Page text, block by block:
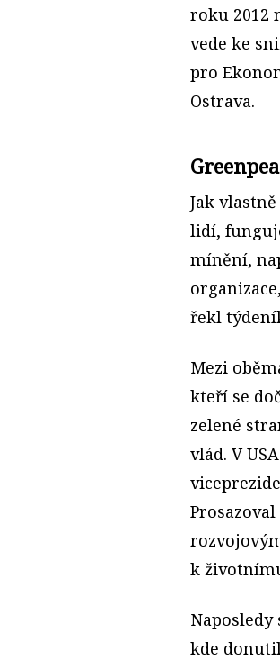
roku 2012
vede ke
pro
Ostrava.
Jak
lidí,
mínění,
řekl
Mezi
kteří se
zelené
vlád. V
k
kde